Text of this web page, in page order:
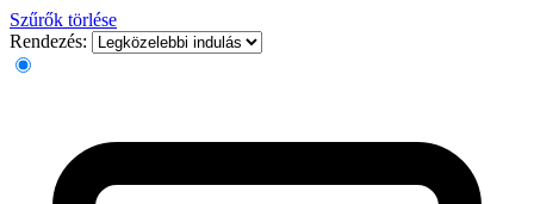
Szűrők törlése
Rendezés: